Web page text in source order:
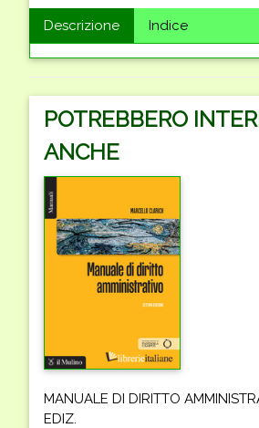
Descrizione Indice
POTREBBERO
ANCHE
MANUALE DI DIRITTO
EDIZ.